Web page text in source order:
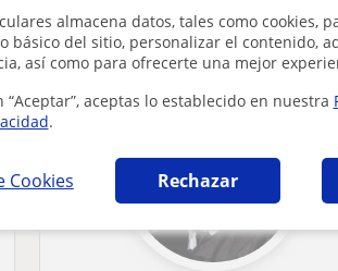
almacena datos, tales como cookies,
básico del sitio, personalizar el contenido,
así como para ofrecerte una mejor
“Aceptar”, aceptas lo establecido en nuestra
.
Cookies Rechazar
que pueden